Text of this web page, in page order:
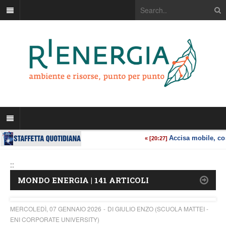
::
MONDO ENERGIA | 141 ARTICOLI
MERCOLEDÌ, 07 GENNAIO 2026
DI GIULIO ENZO (SCUOLA MATTEI -
ENI CORPORATE UNIVERSITY)